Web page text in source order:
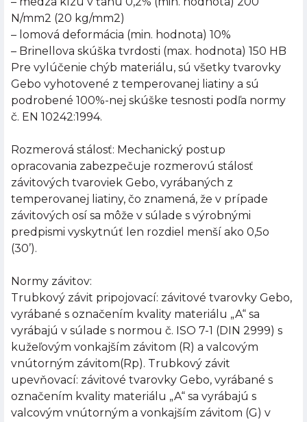
N/mm2 (20 kg/mm2)
– lomová deformácia (min. hodnota) 10%
– Brinellova skúška tvrdosti (max. hodnota) 150 HB
Pre vylúčenie chýb materiálu, sú všetky tvarovky
Gebo vyhotovené z temperovanej liatiny a sú
podrobené 100%-nej skúške tesnosti podľa normy
č. EN 10242:1994.
Rozmerová stálosť: Mechanický postup
opracovania zabezpečuje rozmerovú stálosť
závitových tvaroviek Gebo, vyrábaných z
temperovanej liatiny, čo znamená, že v prípade
závitových osí sa môže v súlade s výrobnými
predpismi vyskytnúť len rozdiel menší ako 0,5o
(30’).
Normy závitov:
Trubkový závit pripojovací: závitové tvarovky Gebo,
vyrábané s označením kvality materiálu „A“ sa
vyrábajú v súlade s normou č. ISO 7-1 (DIN 2999) s
kužeľovým vonkajším závitom (R) a valcovým
vnútorným závitom(Rp). Trubkový závit
upevňovací: závitové tvarovky Gebo, vyrábané s
označením kvality materiálu „A“ sa vyrábajú s
valcovým vnútorným a vonkajším závitom (G) v